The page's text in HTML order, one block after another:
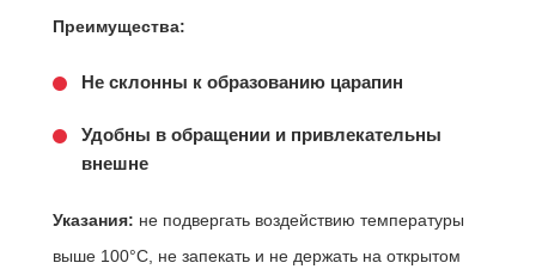
Преимущества:
Не склонны к образованию царапин
Удобны в обращении и привлекательны
внешне
Указания: не подвергать воздействию температуры
выше 100°C, не запекать и не держать на открытом